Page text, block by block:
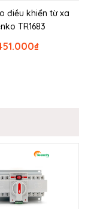
điều khiển từ xa
TR1683
₫